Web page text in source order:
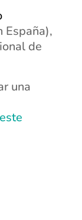
España),
de
una